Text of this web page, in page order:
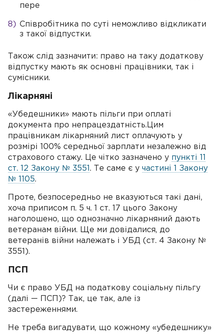
перерви.
Співробітника по суті неможливо відкликати
з такої відпустки.
Також слід зазначити: право на таку додаткову
відпустку мають як основні працівники, так і
сумісники.
Лікарняні
«Убедешники» мають пільги при оплаті
документа про непрацездатність.Цим
працівникам лікарняний лист оплачують у
розмірі 100% середньої зарплати незалежно від
страхового стажу. Це чітко зазначено у пункті 11
ст. 12 Закону № 3551 . Те ​​саме є у частині 1 Закону
№ 1105.
Проте, безпосередньо не вказуються такі дані,
хоча приписом п. 5 ч. 1 ст. 17 цього Закону
наголошено, що однозначно лікарняний дають
ветеранам війни. Ще ми довідалися, до
ветеранів війни належать і УБД (ст. 4 Закону №
3551).
ПСП
Чи є право УБД на податкову соціальну пільгу
(далі — ПСП)? Так, це так, але із
застереженнями.
Не треба вигадувати, що кожному «убедешнику»